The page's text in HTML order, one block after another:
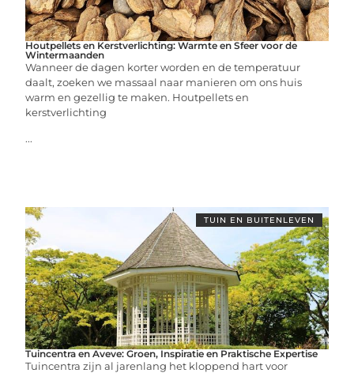
Houtpellets en Kerstverlichting: Warmte en Sfeer voor de
Wintermaanden
Wanneer de dagen korter worden en de temperatuur
daalt, zoeken we massaal naar manieren om ons huis
warm en gezellig te maken. Houtpellets en
kerstverlichting
...
TUIN EN BUITENLEVEN
Tuincentra en Aveve: Groen, Inspiratie en Praktische Expertise
Tuincentra zijn al jarenlang het kloppend hart voor